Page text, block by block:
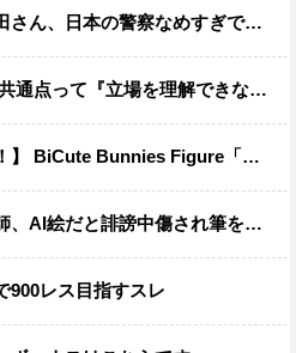
察なめすぎで炎上ｗｗｗｗwｗｗｗｗｗｗｗｗｗ
って『立場を理解できない』だよな
」メタリックパープルver. プライズフィギュア【ラウンドワン限定で展開決定】
だと誹謗中傷され筆を折ってしまう
900レス目指すスレ